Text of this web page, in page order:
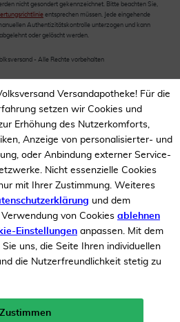
ab 49€!
nicht gesondert gekennzeichnet. Bitte beachten Sie,
entsprechen müssen. Jede eingehende
Authentizitätskontrolle unterzogen und kann
oder gelöscht werden.
- Alle Rechte vorbehalten
Versandapotheke! Für die
setzen wir Cookies und
Erhöhung des Nutzerkomforts,
Anzeige von personalisierter- und
oder Anbindung externer Service-
Nicht essenzielle Cookies
mit Ihrer Zustimmung. Weiteres
und dem
von Cookies ablehnen
Einstellungen anpassen. Mit dem
Sie uns, die Seite Ihren individuellen
die Nutzerfreundlichkeit stetig zu
Zustimmen